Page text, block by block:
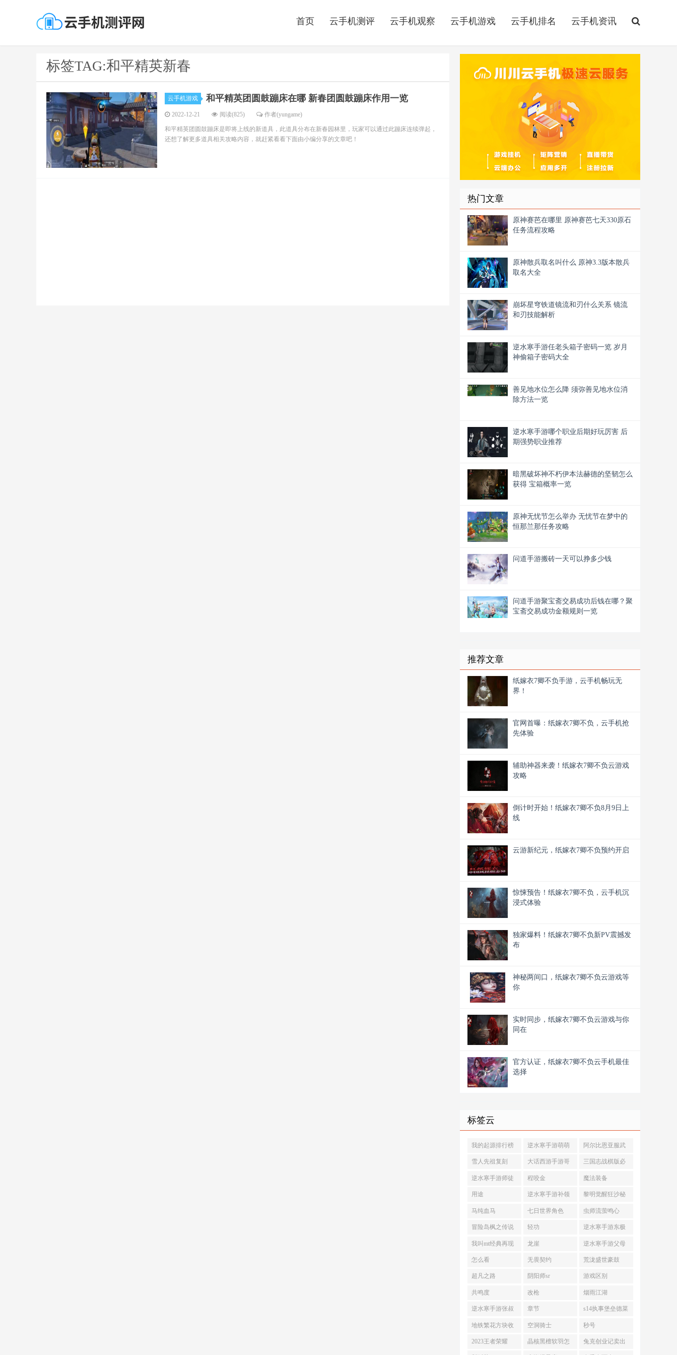
首页 云手机测评 云手机观察 云手机游戏 云手机排名 云手机资讯
标签TAG:和平精英新春
云手机游戏 和平精英团圆鼓蹦床在哪 新春团圆鼓蹦床作用一览
2022-12-21 阅读(825) 作者(yungame)
和平精英团圆鼓蹦床是即将上线的新道具，此道具分布在新春园林里，玩家可以通过此蹦床连续弹起，
还想了解更多道具相关攻略内容，就赶紧看看下面由小编分享的文章吧！
热门文章
原神赛芭在哪里 原神赛芭七天330原石
任务流程攻略
原神散兵取名叫什么 原神3.3版本散兵
取名大全
崩坏星穹铁道镜流和刃什么关系 镜流
和刃技能解析
逆水寒手游任老头箱子密码一览 岁月
神偷箱子密码大全
善见地水位怎么降 须弥善见地水位消
除方法一览
逆水寒手游哪个职业后期好玩厉害 后
期强势职业推荐
暗黑破坏神不朽伊本法赫德的坚韧怎么
获得 宝箱概率一览
原神无忧节怎么举办 无忧节在梦中的
恒那兰那任务攻略
问道手游搬砖一天可以挣多少钱
问道手游聚宝斋交易成功后钱在哪？聚
宝斋交易成功金额规则一览
推荐文章
纸嫁衣7卿不负手游，云手机畅玩无
界！
官网首曝：纸嫁衣7卿不负，云手机抢
先体验
辅助神器来袭！纸嫁衣7卿不负云游戏
攻略
倒计时开始！纸嫁衣7卿不负8月9日上
线
云游新纪元，纸嫁衣7卿不负预约开启
惊悚预告！纸嫁衣7卿不负，云手机沉
浸式体验
独家爆料！纸嫁衣7卿不负新PV震撼发
布
神秘两间口，纸嫁衣7卿不负云游戏等
你
实时同步，纸嫁衣7卿不负云游戏与你
同在
官方认证，纸嫁衣7卿不负云手机最佳
选择
标签云
我的起源排行榜 逆水寒手游萌萌
币
阿尔比恩亚服武
器
雪人先祖复刻 大话西游手游哥
俩好怎么获得
三国志战棋版必
拆武将
逆水寒手游师徒
和情缘的区别
程咬金 魔法装备
用途 逆水寒手游补领
积分商店在哪
黎明觉醒狂沙秘
闻探索情报怎么
做
马纯血马 七日世界角色 虫师流萤鸣心
冒险岛枫之传说
炎术士
轻功 逆水寒手游东极
海人间任务在哪
我叫mt经典再现
阵容
龙崖 逆水寒手游父母
之心
怎么看 无畏契约 荒泷盛世豪鼓
超凡之路 阴阳师sr 游戏区别
共鸣度 改枪 烟雨江湖
逆水寒手游张叔
夜单人怎么过
章节 s14执事堡垒德菜
文阵容搭配推荐
地铁繁花方块收
集
空洞骑士 秒号
2023王者荣耀 晶核黑檀软羽怎 兔克创业记卖出